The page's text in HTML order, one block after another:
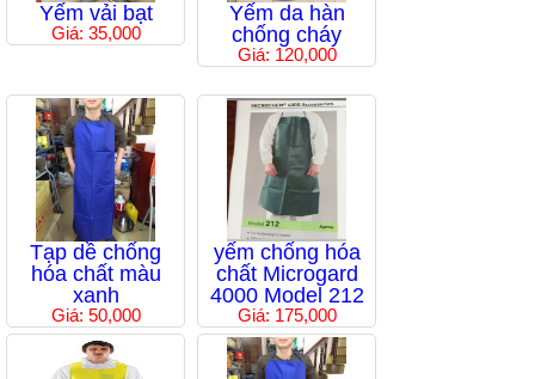
Yếm vải bạt
Giá: 35,000
Yếm da hàn
chống cháy
Giá: 120,000
Tạp dề chống
hóa chất màu
xanh
Giá: 50,000
yếm chống hóa
chất Microgard
4000 Model 212
Giá: 175,000